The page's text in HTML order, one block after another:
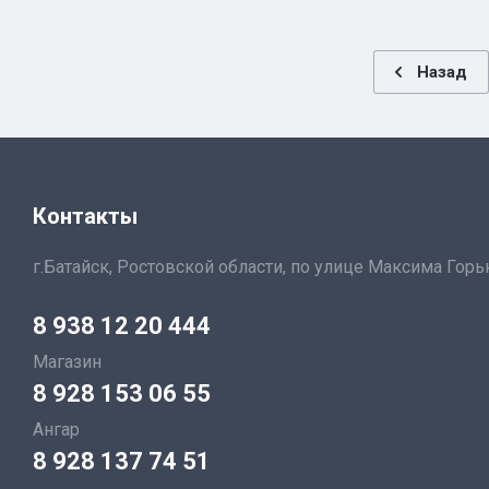
Назад
Контакты
г.Батайск, Ростовской области, по улице Максима
8 938 12 20 444
Магазин
8 928 153 06 55
Ангар
8 928 137 74 51